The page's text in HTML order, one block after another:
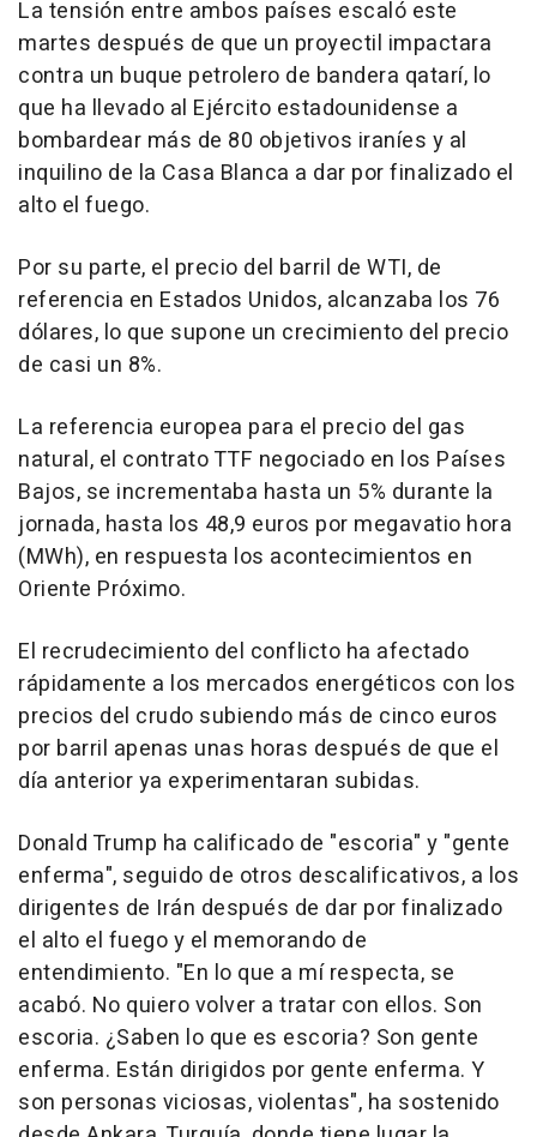
La tensión entre ambos países escaló este
martes después de que un proyectil impactara
contra un buque petrolero de bandera qatarí, lo
que ha llevado al Ejército estadounidense a
bombardear más de 80 objetivos iraníes y al
inquilino de la Casa Blanca a dar por finalizado el
alto el fuego.
Por su parte, el precio del barril de WTI, de
referencia en Estados Unidos, alcanzaba los 76
dólares, lo que supone un crecimiento del precio
de casi un 8%.
La referencia europea para el precio del gas
natural, el contrato TTF negociado en los Países
Bajos, se incrementaba hasta un 5% durante la
jornada, hasta los 48,9 euros por megavatio hora
(MWh), en respuesta los acontecimientos en
Oriente Próximo.
El recrudecimiento del conflicto ha afectado
rápidamente a los mercados energéticos con los
precios del crudo subiendo más de cinco euros
por barril apenas unas horas después de que el
día anterior ya experimentaran subidas.
Donald Trump ha calificado de "escoria" y "gente
enferma", seguido de otros descalificativos, a los
dirigentes de Irán después de dar por finalizado
el alto el fuego y el memorando de
entendimiento. "En lo que a mí respecta, se
acabó. No quiero volver a tratar con ellos. Son
escoria. ¿Saben lo que es escoria? Son gente
enferma. Están dirigidos por gente enferma. Y
son personas viciosas, violentas", ha sostenido